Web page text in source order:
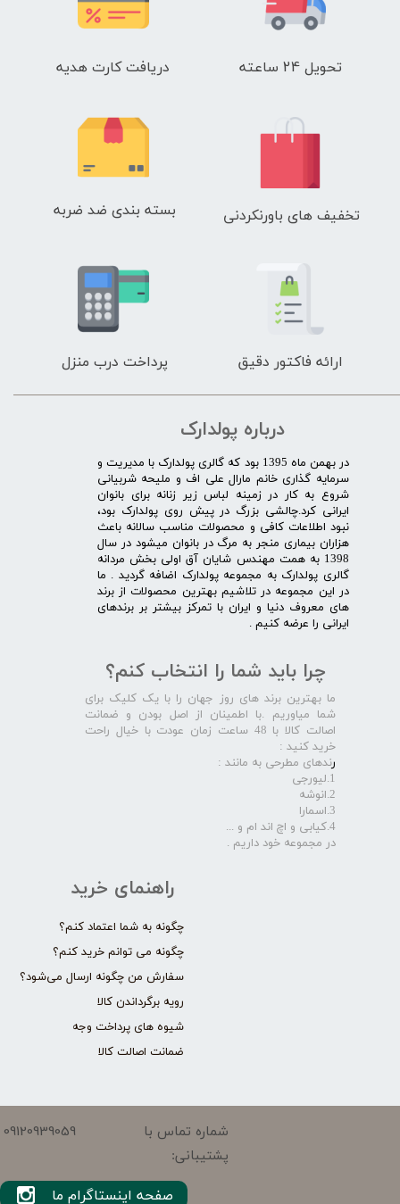
تحویل 24 ساعته دریافت کارت هدیه
تخفیف های باورنکردنی بسته بندی ضد ضربه
ارائه فاکتور دقیق پرداخت درب منزل
درباره پولدارک
در بهمن ماه 1395 بود که گالری پولدارک با مدیریت و
سرمایه گذاری خانم مارال علی اف و ملیحه شربیانی
شروع به کار در زمینه لباس زیر زنانه برای بانوان
ایرانی کرد.چالشی بزرگ در پیش روی پولدارک بود،
نبود اطلاعات کافی و محصولات مناسب سالانه باعث
هزاران بیماری منجر به مرگ در بانوان میشود در سال
1398 به همت مهندس شایان آق اولی بخش مردانه
گالری پولدارک به مجموعه پولدارک اضافه گردید . ما
در این مجموعه در تلاشیم بهترین محصولات از برند
های معروف دنیا و ایران با تمرکز بیشتر بر برندهای
ایرانی را عرضه کنیم .​​​​​​​
راهنمای خرید
چگونه به شما اعتماد کنم؟
چگونه می توانم خرید کنم؟
سفارش من چگونه ارسال می‌شود؟
رویه برگرداندن کالا
شیوه های پرداخت وجه
ضمانت اصالت کالا
چرا باید شما را انتخاب کنم؟
ما بهترین برند های روز جهان را با یک کلیک برای
شما میاوریم .با اطمینان از اصل بودن و ضمانت
اصالت کالا با 48 ساعت زمان عودت با خیال راحت
خرید کنید :
رندهای مطرحی به مانند :
1.لیورجی
2.انوشه
3.اسمارا
4.کیابی و اچ اند ام و ...
در مجموعه خود داریم .​​​​​​​
شماره تماس با
پشتیبانی:
09120939059
صفحه اینستاگرام ما